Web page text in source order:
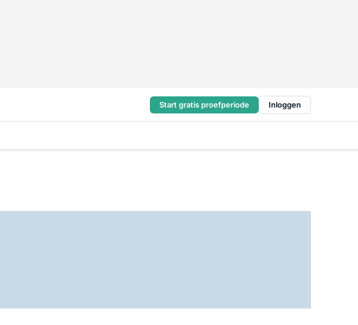
Start gratis proefperiode Inloggen